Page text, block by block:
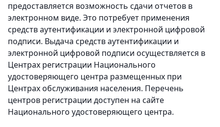
предоставляется возможность сдачи отчетов в
электронном виде. Это потребует применения
средств аутентификации и электронной цифровой
подписи. Выдача средств аутентификации и
электронной цифровой подписи осуществляется в
Центрах регистрации Национального
удостоверяющего центра размещенных при
Центрах обслуживания населения. Перечень
центров регистрации доступен на сайте
Национального удостоверяющего центра.